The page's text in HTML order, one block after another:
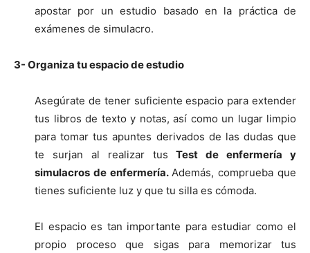
apostar por un estudio basado en la práctica de
exámenes de simulacro.
3- Organiza tu espacio de estudio
Asegúrate de tener suficiente espacio para extender
tus libros de texto y notas, así como un lugar limpio
para tomar tus apuntes derivados de las dudas que
te surjan al realizar tusTest de enfermería y
simulacros de enfermería. Además, comprueba que
tienes suficiente luz y que tu silla es cómoda.
El espacio es tan importante para estudiar como el
propio proceso que sigas para memorizar tus